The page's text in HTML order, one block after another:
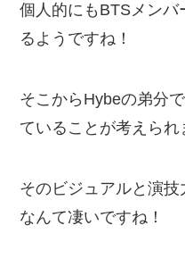
個人的にもBTSメン
るようですね！
そこからHybeの弟分
ていることが考えられ
そのビジュアルと演
なんて凄いですね！